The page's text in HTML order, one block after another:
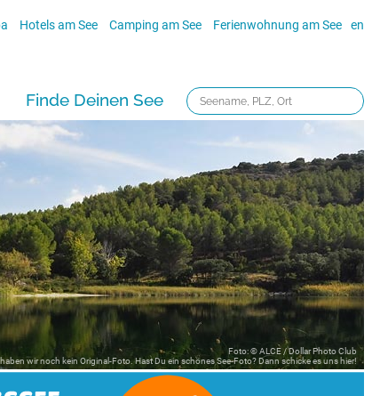
Hotels am See Camping am See Ferienwohnung am See en
Finde Deinen See
Foto: © ALCE / Dollar Photo Club
wir noch kein Original-Foto. Hast Du ein schönes See-Foto? Dann schicke es uns hier!